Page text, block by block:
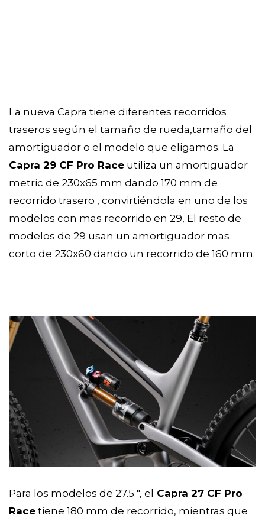
La nueva Capra tiene diferentes recorridos
traseros según el tamaño de rueda,tamaño del
amortiguador o el modelo que eligamos. La
Capra 29 CF Pro Race utiliza un amortiguador
metric de 230x65 mm dando 170 mm de
recorrido trasero , convirtiéndola en uno de los
modelos con mas recorrido en 29, El resto de
modelos de 29 usan un amortiguador mas
corto de 230x60 dando un recorrido de 160 mm.
Para los modelos de 27.5 ", el Capra 27 CF Pro
Race tiene 180 mm de recorrido, mientras que